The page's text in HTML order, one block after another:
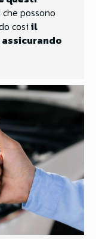
che possono
così il